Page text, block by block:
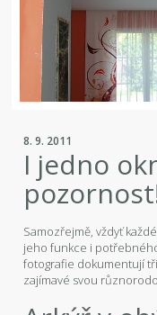
8. 9. 2011
I jedno
Samozřejmě, vždyť
jeho funkce i
fotografie dokumentují
zajímavé svou